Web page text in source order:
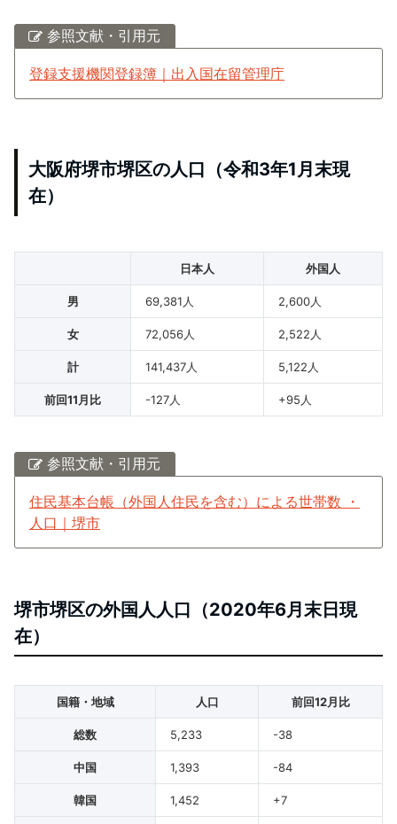
参照文献・引用元
登録支援機関登録簿｜出入国在留管理庁
大阪府堺市堺区の人口（令和3年1月末現
在）
日本人 外国人
男 69,381人 2,600人
女 72,056人 2,522人
計 141,437人 5,122人
前回11月比 -127人 +95人
参照文献・引用元
住民基本台帳（外国人住民を含む）による世帯数 ・
人口｜堺市
堺市堺区の外国人人口（2020年6月末日現
在）
国籍・地域 人口 前回12月比
総数 5,233 -38
中国 1,393 -84
韓国 1,452 +7